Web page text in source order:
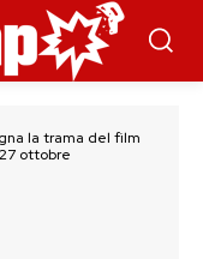
la trama del film
ottobre